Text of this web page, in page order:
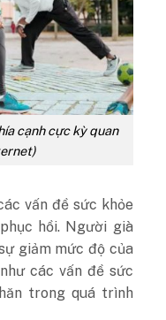
cạnh cực kỳ quan
vấn đề sức khỏe
hồi. Người già
giảm mức độ của
các vấn đề sức
trong quá trình